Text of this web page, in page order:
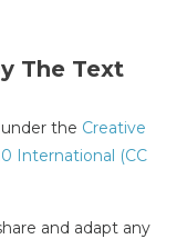
The Text
the Creative
International (CC
and adapt any